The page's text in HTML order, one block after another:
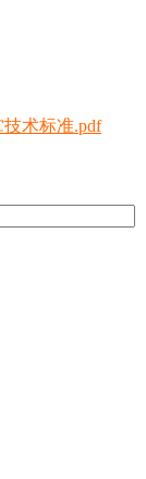
技术标准.pdf